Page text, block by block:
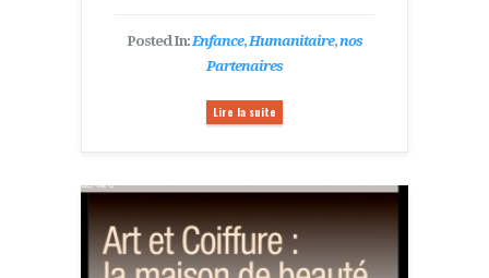
Posted In: Enfance, Humanitaire,nos
Partenaires
Lire la suite